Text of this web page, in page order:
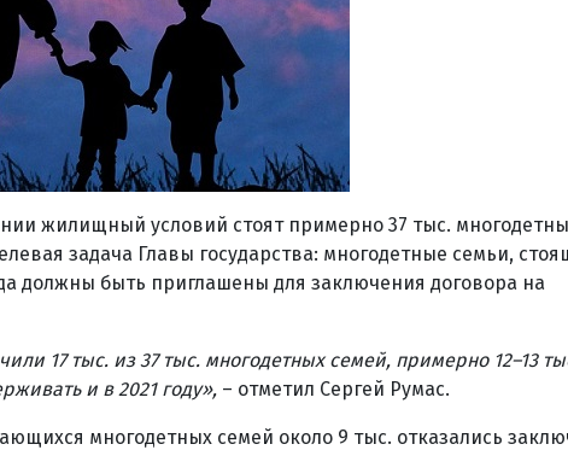
жилищный условий стоят примерно 37 тыс.
задача Главы государства: многодетные семьи,
должны быть приглашены для заключения договора на
17 тыс. из 37 тыс. многодетных семей, примерно 12–13
и в 2021 году», – отметил Сергей Румас.
многодетных семей около 9 тыс. отказались